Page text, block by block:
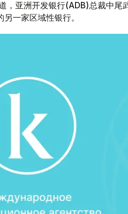
，亚洲开发银行(ADB)总裁中尾
一家区域性银行。